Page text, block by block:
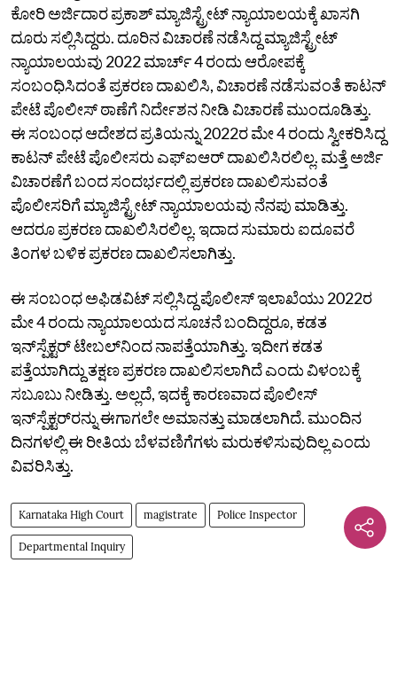
ಕೋರಿ ಅರ್ಜಿದಾರ ಪ್ರಕಾಶ್ ಮ್ಯಾಜಿಸ್ಟ್ರೇಟ್ ನ್ಯಾಯಾಲಯಕ್ಕೆ ಖಾಸಗಿ
ದೂರು ಸಲ್ಲಿಸಿದ್ದರು. ದೂರಿನ ವಿಚಾರಣೆ ನಡೆಸಿದ್ದ ಮ್ಯಾಜಿಸ್ಟ್ರೇಟ್
ನ್ಯಾಯಾಲಯವು 2022 ಮಾರ್ಚ್ 4 ರಂದು ಆರೋಪಕ್ಕೆ
ಸಂಬಂಧಿಸಿದಂತೆ ಪ್ರಕರಣ ದಾಖಲಿಸಿ, ವಿಚಾರಣೆ ನಡೆಸುವಂತೆ ಕಾಟನ್
ಪೇಟೆ ಪೊಲೀಸ್ ಠಾಣೆಗೆ ನಿರ್ದೇಶನ ನೀಡಿ ವಿಚಾರಣೆ ಮುಂದೂಡಿತ್ತು.
ಈ ಸಂಬಂಧ ಆದೇಶದ ಪ್ರತಿಯನ್ನು 2022ರ ಮೇ 4 ರಂದು ಸ್ವೀಕರಿಸಿದ್ದ
ಕಾಟನ್ ಪೇಟೆ ಪೊಲೀಸರು ಎಫ್‌ಐಆರ್ ದಾಖಲಿಸಿರಲಿಲ್ಲ. ಮತ್ತೆ ಅರ್ಜಿ
ವಿಚಾರಣೆಗೆ ಬಂದ ಸಂದರ್ಭದಲ್ಲಿ ಪ್ರಕರಣ ದಾಖಲಿಸುವಂತೆ
ಪೊಲೀಸರಿಗೆ ಮ್ಯಾಜಿಸ್ಟ್ರೇಟ್‌ ನ್ಯಾಯಾಲಯವು ನೆನಪು ಮಾಡಿತ್ತು.
ಆದರೂ ಪ್ರಕರಣ ದಾಖಲಿಸಿರಲಿಲ್ಲ. ಇದಾದ ಸುಮಾರು ಐದೂವರೆ
ತಿಂಗಳ ಬಳಿಕ ಪ್ರಕರಣ ದಾಖಲಿಸಲಾಗಿತ್ತು.
ಈ ಸಂಬಂಧ ಅಫಿಡವಿಟ್‌ ಸಲ್ಲಿಸಿದ್ದ ಪೊಲೀಸ್ ಇಲಾಖೆಯು 2022ರ
ಮೇ 4 ರಂದು ನ್ಯಾಯಾಲಯದ ಸೂಚನೆ ಬಂದಿದ್ದರೂ, ಕಡತ
ಇನ್‌ಸ್ಪೆಕ್ಟರ್ ಟೇಬಲ್‌ನಿಂದ ನಾಪತ್ತೆಯಾಗಿತ್ತು. ಇದೀಗ ಕಡತ
ಪತ್ತೆಯಾಗಿದ್ದು ತಕ್ಷಣ ಪ್ರಕರಣ ದಾಖಲಿಸಲಾಗಿದೆ ಎಂದು ವಿಳಂಬಕ್ಕೆ
ಸಬೂಬು ನೀಡಿತ್ತು. ಅಲ್ಲದೆ, ಇದಕ್ಕೆ ಕಾರಣವಾದ ಪೊಲೀಸ್
ಇನ್‌ಸ್ಪೆಕ್ಟರ್‌ರನ್ನು ಈಗಾಗಲೇ ಅಮಾನತ್ತು ಮಾಡಲಾಗಿದೆ. ಮುಂದಿನ
ದಿನಗಳಲ್ಲಿ ಈ ರೀತಿಯ ಬೆಳವಣಿಗೆಗಳು ಮರುಕಳಿಸುವುದಿಲ್ಲ ಎಂದು
ವಿವರಿಸಿತ್ತು.
Karnataka High Court magistrate Police Inspector
Departmental Inquiry